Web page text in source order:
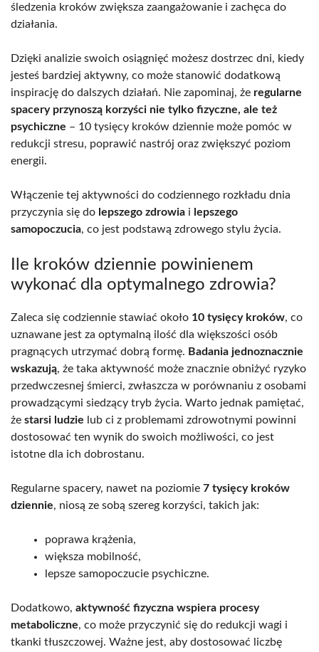
śledzenia kroków zwiększa zaangażowanie i zachęca do
działania.
Dzięki analizie swoich osiągnięć możesz dostrzec dni, kiedy
jesteś bardziej aktywny, co może stanowić dodatkową
inspirację do dalszych działań. Nie zapominaj, że regularne
spacery przynoszą korzyści nie tylko fizyczne, ale też
psychiczne – 10 tysięcy kroków dziennie może pomóc w
redukcji stresu, poprawić nastrój oraz zwiększyć poziom
energii.
Włączenie tej aktywności do codziennego rozkładu dnia
przyczynia się do lepszego zdrowia i lepszego
samopoczucia, co jest podstawą zdrowego stylu życia.
Ile kroków dziennie powinienem
wykonać dla optymalnego zdrowia?
Zaleca się codziennie stawiać około 10 tysięcy kroków, co
uznawane jest za optymalną ilość dla większości osób
pragnących utrzymać dobrą formę. Badania jednoznacznie
wskazują, że taka aktywność może znacznie obniżyć ryzyko
przedwczesnej śmierci, zwłaszcza w porównaniu z osobami
prowadzącymi siedzący tryb życia. Warto jednak pamiętać,
że starsi ludzie lub ci z problemami zdrowotnymi powinni
dostosować ten wynik do swoich możliwości, co jest
istotne dla ich dobrostanu.
Regularne spacery, nawet na poziomie 7 tysięcy kroków
dziennie, niosą ze sobą szereg korzyści, takich jak:
poprawa krążenia,
większa mobilność,
lepsze samopoczucie psychiczne.
Dodatkowo, aktywność fizyczna wspiera procesy
metaboliczne, co może przyczynić się do redukcji wagi i
tkanki tłuszczowej. Ważne jest, aby dostosować liczbę